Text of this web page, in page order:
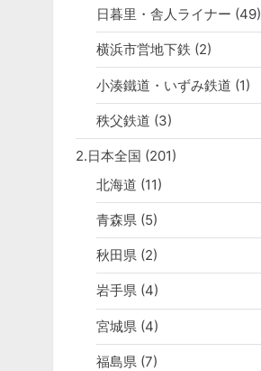
日暮里・舎人ライナー (49)
横浜市営地下鉄 (2)
小湊鐵道・いずみ鉄道 (1)
秩父鉄道 (3)
2.日本全国 (201)
北海道 (11)
青森県(5)
秋田県(2)
岩手県(4)
宮城県 (4)
福島県 (7)